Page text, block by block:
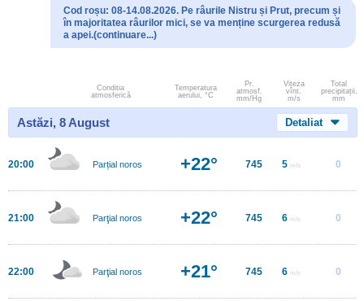
Cod roșu: 08-14.08.2026. Pe râurile Nistru și Prut, precum și
în majoritatea râurilor mici, se va menține scurgerea redusă
a apei.(continuare...)
Conditia
atmosferică
Temperatura
aerului, °C
Pr.
atmosf.
mm/Hg
Viteza
vînt.
m/s
Total
precipitații,
mm
Astăzi, 8 August Detaliat
20:00 Parțial noros +22° 745 5 m/s 0
21:00 Parţial noros +22° 745 6 m/s 0
22:00 Parţial noros +21° 745 6 m/s 0